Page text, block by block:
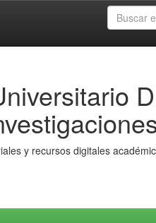
y recursos digitales